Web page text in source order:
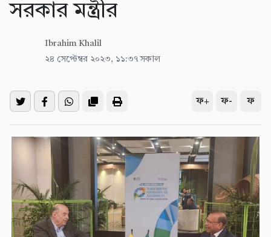
সরকার মন্ত্রীর
Ibrahim Khalil
২৪ সেপ্টেম্বর ২০২৩, ১১:৩৭ সকাল
ফ+ ফ- ফ